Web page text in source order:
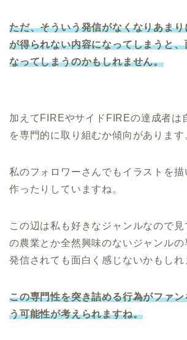
ただ、そういう発信がなくなりあま
が得られない内容になってしまうと
なってしまうのかもしれません。
加えてFIREやサイドFIREの達成者は
を専門的に取り組むか傾向があります
私のフォロワーさんでもイラストを描
作ったりしていますね。
この辺は私も好きなジャンルなので
の農業とか全然興味のないジャンルの
発信されても面白く感じないかもしれ
この専門性を突き詰める行為がファ
う可能性が考えられますね。